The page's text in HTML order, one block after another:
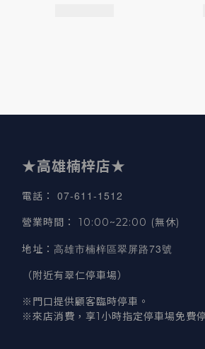
★高雄楠梓店★
電話 ： 07-611-1512
營業時間 ： 10:00~22:00 (無休)
地址 ： 高雄市楠梓區翠屏路73號
（附近有翠仁停車場）
※門口提供顧客臨時停車。
※來店消費，享1小時指定停車場免費